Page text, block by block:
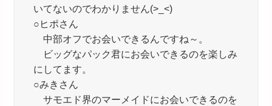
いてないのでわかりません(>_<)
○ヒポさん
中部オフでお会いできるんですね～。
ビッグなパック君にお会いできるのを楽しみ
にしてます。
○みきさん
サモエド界のマーメイドにお会いできるのを